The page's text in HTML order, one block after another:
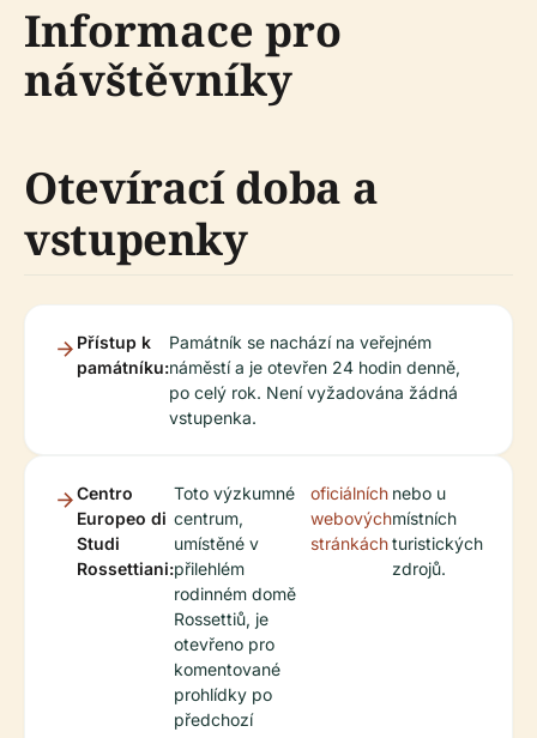
Informace pro
návštěvníky
Otevírací doba a
vstupenky
Přístup k
památníku:
Památník se nachází na veřejném
náměstí a je otevřen 24 hodin denně,
po celý rok. Není vyžadována žádná
vstupenka.
Centro
Europeo di
Studi
Rossettiani:
Toto výzkumné
centrum,
umístěné v
přilehlém
rodinném domě
Rossettiů, je
otevřeno pro
komentované
prohlídky po
předchozí
oficiálních
webových
stránkách
nebo u
místních
turistických
zdrojů.